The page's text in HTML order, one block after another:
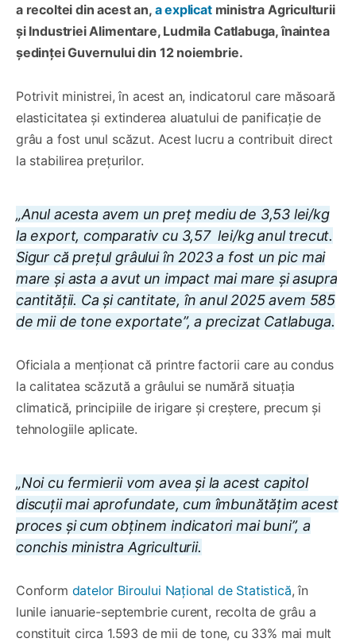
a recoltei din acest an, a explicatministra Agriculturii
și Industriei Alimentare, Ludmila Catlabuga, înaintea
ședinței Guvernului din 12 noiembrie.
Potrivit ministrei, în acest an, indicatorul care măsoară
elasticitatea și extinderea aluatului de panificație de
grâu a fost unul scăzut. Acest lucru a contribuit direct
la stabilirea prețurilor.
„Anul acesta avem un preț mediu de 3,53 lei/kg
la export, comparativ cu 3,57 lei/kg anul trecut.
Sigur că prețul grâului în 2023 a fost un pic mai
mare și asta a avut un impact mai mare și asupra
cantității. Ca și cantitate, în anul 2025 avem 585
de mii de tone exportate”, a precizat Catlabuga.
Oficiala a menționat că printre factorii care au condus
la calitatea scăzută a grâului se numără situația
climatică, principiile de irigare și creștere, precum și
tehnologiile aplicate.
„Noi cu fermierii vom avea și la acest capitol
discuții mai aprofundate, cum îmbunătățim acest
proces și cum obținem indicatori mai buni”, a
conchis ministra Agriculturii.
Conform datelor Biroului Național de Statistică, în
lunile ianuarie-septembrie curent, recolta de grâu a
constituit circa 1.593 de mii de tone, cu 33% mai mult